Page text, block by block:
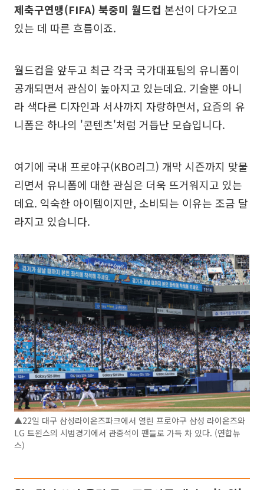
제축구연맹(FIFA) 북중미 월드컵 본선이 다가오고
있는 데 따른 흐름이죠.
월드컵을 앞두고 최근 각국 국가대표팀의 유니폼이
공개되면서 관심이 높아지고 있는데요. 기술뿐 아니
라 색다른 디자인과 서사까지 자랑하면서, 요즘의 유
니폼은 하나의 '콘텐츠'처럼 거듭난 모습입니다.
여기에 국내 프로야구(KBO리그) 개막 시즌까지 맞물
리면서 유니폼에 대한 관심은 더욱 뜨거워지고 있는
데요. 익숙한 아이템이지만, 소비되는 이유는 조금 달
라지고 있습니다.
▲22일 대구 삼성라이온즈파크에서 열린 프로야구 삼성 라이온즈와
LG 트윈스의 시범경기에서 관중석이 팬들로 가득 차 있다. (연합뉴
스)